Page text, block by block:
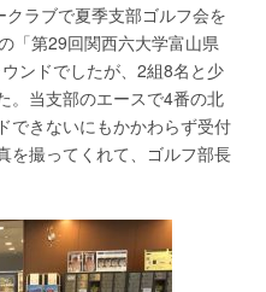
ラブで夏季支部ゴルフ会を
「第29回関西六大学富山県
ンドでしたが、2組8名と少
。当支部のエースで4番の北
できないにもかかわらず受付
を撮ってくれて、ゴルフ部長